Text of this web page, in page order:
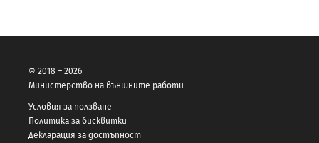
© 2018 – 2026
Министерство на външните работи
Условия за ползване
Политика за бисквитки
Декларация за достъпност